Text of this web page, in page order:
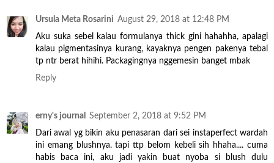
Ursula Meta Rosarini August 29, 2018 at 12:48 PM
Aku suka sebel kalau formulanya thick gini hahahha, apalagi
kalau pigmentasinya kurang, kayaknya pengen pakenya tebal
tp ntr berat hihihi. Packagingnya nggemesin banget mbak
Reply
erny's journal September 2, 2018 at 9:52 PM
Dari awal yg bikin aku penasaran dari sei instaperfect wardah
ini emang blushnya. tapi ttp belom kebeli sih hhaha.... cuma
habis baca ini, aku jadi yakin buat nyoba si blush dulu